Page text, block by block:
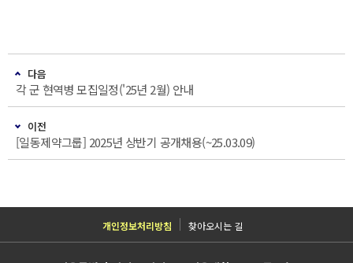
다음
각 군 현역병 모집일정('25년 2월) 안내
이전
[일동제약그룹] 2025년 상반기 공개채용(~25.03.09)
개인정보처리방침 찾아오시는 길